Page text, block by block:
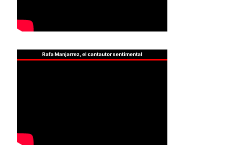
Rafa Manjarrez, el cantautor sentimental